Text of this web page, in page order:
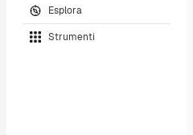
Esplora
Strumenti